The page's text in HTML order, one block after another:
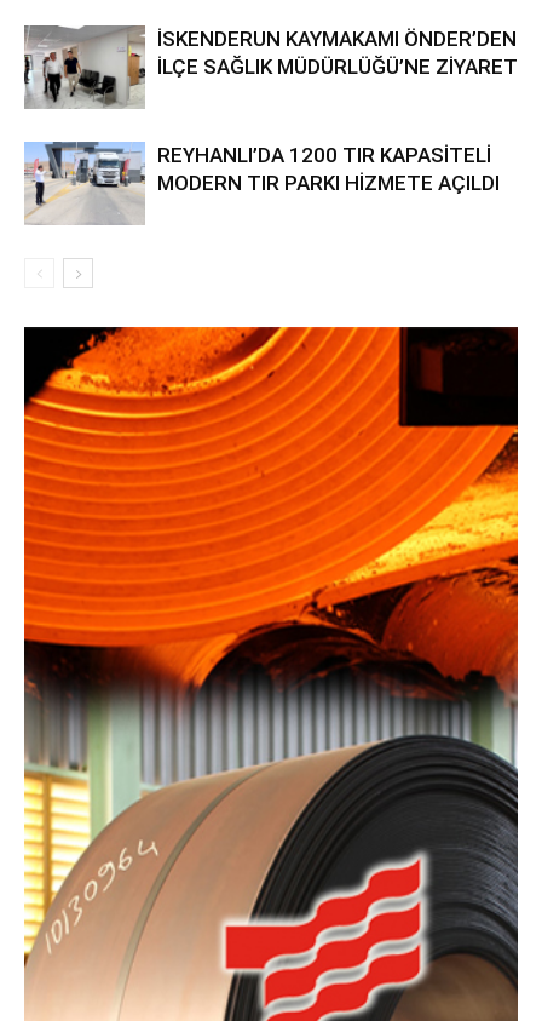
İSKENDERUN KAYMAKAMI ÖNDER’DEN
İLÇE SAĞLIK MÜDÜRLÜĞÜ’NE ZİYARET
REYHANLI’DA 1200 TIR KAPASİTELİ
MODERN TIR PARKI HİZMETE AÇILDI